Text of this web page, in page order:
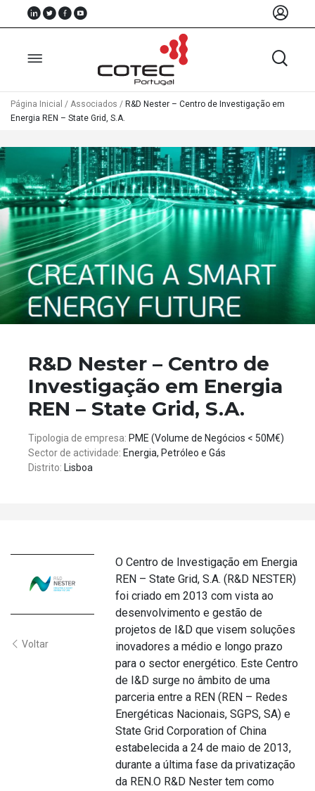
Associados
Recursos
Notícias
Eventos
Projectos
Página Inicial / Associados / R&D Nester – Centro de Investigação em
Energia REN – State Grid, S.A.
R&D Nester – Centro de
Investigação em Energia
REN – State Grid, S.A.
Tipologia de empresa: PME (Volume de Negócios < 50M€)
Sector de actividade: Energia, Petróleo e Gás
Distrito: Lisboa
Voltar
O Centro de Investigação em Energia
REN – State Grid, S.A. (R&D NESTER)
foi criado em 2013 com vista ao
desenvolvimento e gestão de
projetos de I&D que visem soluções
inovadores a médio e longo prazo
para o sector energético. Este Centro
de I&D surge no âmbito de uma
parceria entre a REN (REN – Redes
Energéticas Nacionais, SGPS, SA) e
State Grid Corporation of China
estabelecida a 24 de maio de 2013,
durante a última fase da privatização
da REN.O R&D Nester tem como